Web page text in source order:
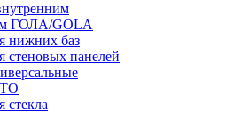
ГОЛА/GOLA
нижних баз
стеновых панелей
стекла